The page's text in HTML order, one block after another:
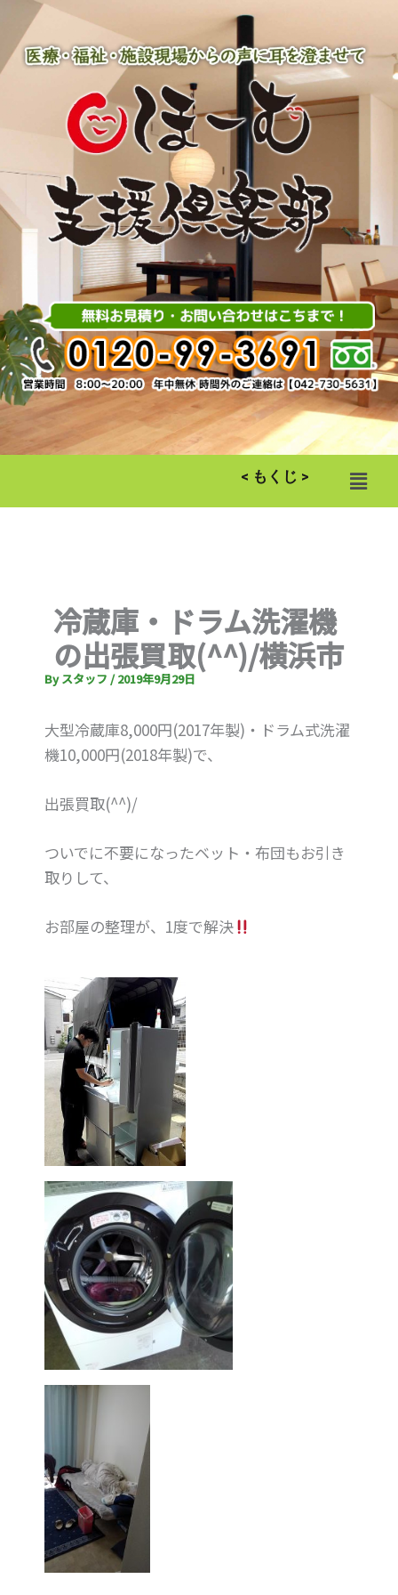
を
< もくじ > メ
ニ
ュ
冷蔵庫・ドラム洗濯機
の出張買取(^^)/横浜市
Byスタッフ /2019年9月29日
大型冷蔵庫8,000円(2017年製)・ドラム式洗濯
機10,000円(2018年製)で、
出張買取(^^)/
ついでに不要になったベット・布団もお引き
取りして、
お部屋の整理が、1度で解決